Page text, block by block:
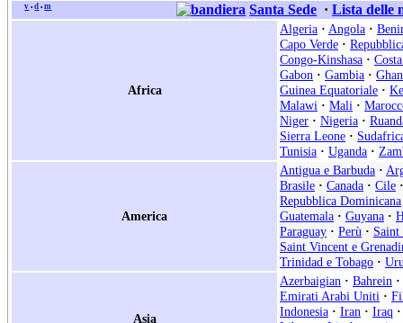
v • d • m Santa Sede · Lista delle
Africa
Algeria · Angola ·
Capo Verde ·
Congo-Kinshasa ·
Gabon · Gambia ·
Guinea Equatoriale ·
Malawi · Mali ·
Niger · Nigeria ·
Sierra Leone ·
Tunisia · Uganda ·
America
Antigua e Barbuda ·
Brasile · Canada · Cile ·
Repubblica Dominicana
Guatemala · Guyana ·
Paraguay · Perù ·
Saint Vincent e
Trinidad e Tobago ·
Asia
Azerbaigian · Bahrein ·
Emirati Arabi Uniti ·
Indonesia · Iran · Iraq ·